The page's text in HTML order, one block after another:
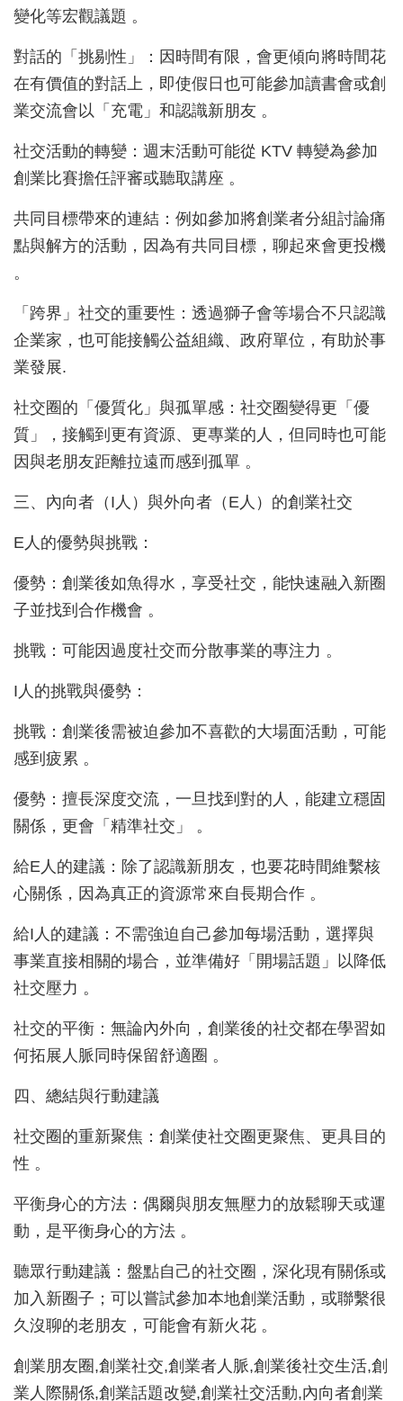
變化等宏觀議題 。
對話的「挑剔性」：因時間有限，會更傾向將時間花
在有價值的對話上，即使假日也可能參加讀書會或創
業交流會以「充電」和認識新朋友 。
社交活動的轉變：週末活動可能從 KTV 轉變為參加
創業比賽擔任評審或聽取講座 。
共同目標帶來的連結：例如參加將創業者分組討論痛
點與解方的活動，因為有共同目標，聊起來會更投機
。
「跨界」社交的重要性：透過獅子會等場合不只認識
企業家，也可能接觸公益組織、政府單位，有助於事
業發展.
社交圈的「優質化」與孤單感：社交圈變得更「優
質」，接觸到更有資源、更專業的人，但同時也可能
因與老朋友距離拉遠而感到孤單 。
三、內向者（I人）與外向者（E人）的創業社交
E人的優勢與挑戰：
優勢：創業後如魚得水，享受社交，能快速融入新圈
子並找到合作機會 。
挑戰：可能因過度社交而分散事業的專注力 。
I人的挑戰與優勢：
挑戰：創業後需被迫參加不喜歡的大場面活動，可能
感到疲累 。
優勢：擅長深度交流，一旦找到對的人，能建立穩固
關係，更會「精準社交」 。
給E人的建議：除了認識新朋友，也要花時間維繫核
心關係，因為真正的資源常來自長期合作 。
給I人的建議：不需強迫自己參加每場活動，選擇與
事業直接相關的場合，並準備好「開場話題」以降低
社交壓力 。
社交的平衡：無論內外向，創業後的社交都在學習如
何拓展人脈同時保留舒適圈 。
四、總結與行動建議
社交圈的重新聚焦：創業使社交圈更聚焦、更具目的
性 。
平衡身心的方法：偶爾與朋友無壓力的放鬆聊天或運
動，是平衡身心的方法 。
聽眾行動建議：盤點自己的社交圈，深化現有關係或
加入新圈子；可以嘗試參加本地創業活動，或聯繫很
久沒聊的老朋友，可能會有新火花 。
創業朋友圈,創業社交,創業者人脈,創業後社交生活,創
業人際關係,創業話題改變,創業社交活動,內向者創業